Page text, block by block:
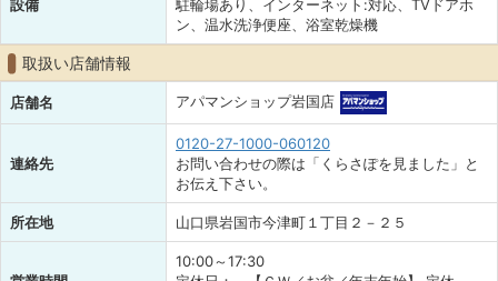
設備
駐輪場あり、インターネット:対応、TVドアホ
ン、温水洗浄便座、浴室乾燥機
取扱い店舗情報
店舗名 アパマンショップ岩国店
連絡先
0120-27-1000-060120
お問い合わせの際は「くらさぽを見ました」と
お伝え下さい。
所在地 山口県岩国市今津町１丁目２－２５
10:00～17:30